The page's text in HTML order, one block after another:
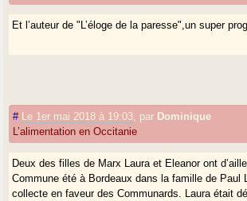
Et l’auteur de "L’éloge de la paresse",un super
# Le 1er mai 2018 à 19:03 par Dominique
L’alimentation en Occitanie
Deux des filles de Marx Laura et Eleanor ont
Commune été à Bordeaux dans la famille de Paul
collecte en faveur des Communards. Laura était